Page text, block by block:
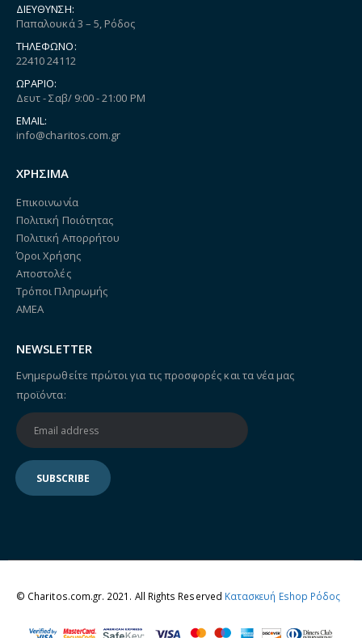
ΔΙΕΎΘΥΝΣΗ:
Παπαλουκά 3 – 5, Ρόδος
ΤΗΛΈΦΩΝΟ:
22410 24112
ΩΡΆΡΙΟ:
Δευτ - Σαβ/ 9:00 - 21:00 PM
EMAIL:
info@charitos.com.gr
ΧΡΗΣΙΜΑ
Επικοινωνία
Πολιτική Ποιότητας
Πολιτική Απορρήτου
Όροι Χρήσης
Αποστολές
Τρόποι Πληρωμής
ΑΜΕΑ
NEWSLETTER
Ενημερωθείτε πρώτοι για τις προσφορές και τα νέα μας
προϊόντα:
© Charitos.com.gr. 2021. All Rights Reserved Κατασκευή Eshop Ρόδος